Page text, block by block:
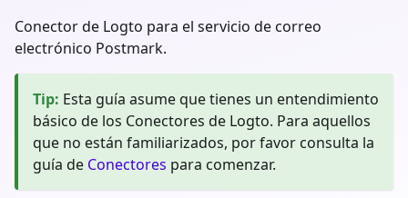
Conector de Logto para el servicio de correo
electrónico Postmark.
Tip: Esta guía asume que tienes un entendimiento
básico de los Conectores de Logto. Para aquellos
que no están familiarizados, por favor consulta la
guía de Conectores para comenzar.